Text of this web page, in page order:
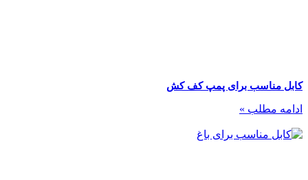
کابل مناسب برای پمپ کف کش
ادامه مطلب »